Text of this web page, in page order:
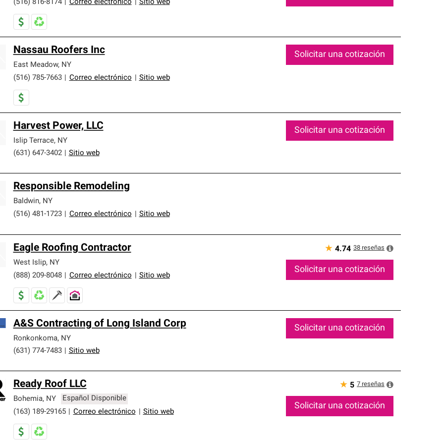
(516) 816-8174 Correo electrónico Sitio web
Nassau Roofers Inc
East Meadow, NY
(516) 785-7663
Correo electrónico Sitio web
Solicitar una cotización
Harvest Power, LLC
Islip Terrace, NY
(631) 647-3402
Sitio web
Solicitar una cotización
Responsible Remodeling
Baldwin, NY
(516) 481-1723
Correo electrónico Sitio web
Eagle Roofing Contractor
West Islip, NY
(888) 209-8048
Correo electrónico Sitio web
★ 4.74 38 reseñas
Solicitar una cotización
A&S Contracting of Long Island Corp
Ronkonkoma, NY
(631) 774-7483
Sitio web
Solicitar una cotización
Ready Roof LLC
Bohemia, NY
Español Disponible
(163) 189-29165
Correo electrónico Sitio web
★ 5 7 reseñas
Solicitar una cotización